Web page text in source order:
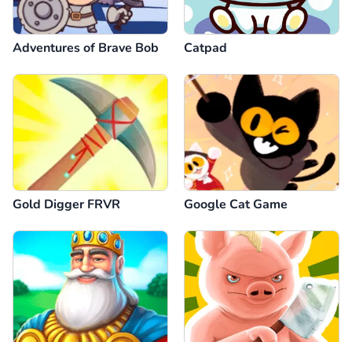
Adventures of Brave Bob Catpad
Gold Digger FRVR Google Cat Game